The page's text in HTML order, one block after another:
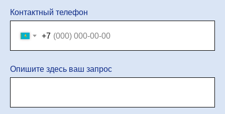
Контактный телефон
+7
Опишите здесь ваш запрос